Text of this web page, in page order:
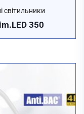
світильники
350